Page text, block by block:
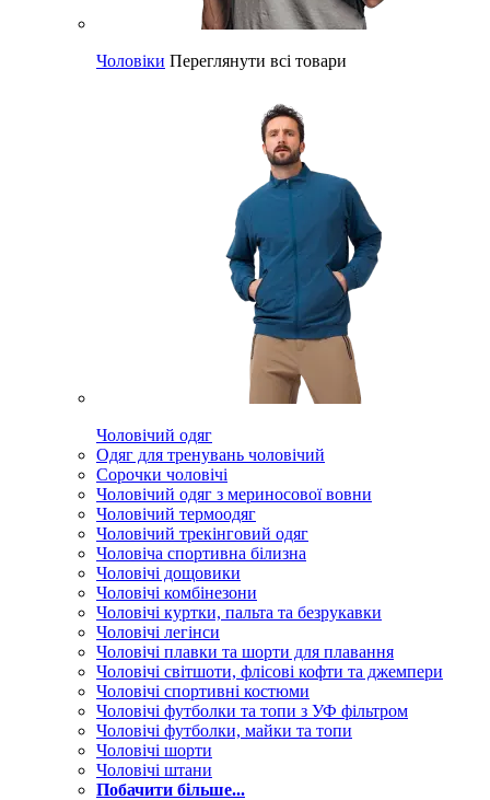
Чоловіки Переглянути всі товари
Чоловічий одяг
Одяг для тренувань чоловічий
Сорочки чоловічі
Чоловічий одяг з мериносової вовни
Чоловічий термоодяг
Чоловічий трекінговий одяг
Чоловіча спортивна білизна
Чоловічі дощовики
Чоловічі комбінезони
Чоловічі куртки, пальта та безрукавки
Чоловічі легінси
Чоловічі плавки та шорти для плавання
Чоловічі світшоти, флісові кофти та джемпери
Чоловічі спортивні костюми
Чоловічі футболки та топи з УФ фільтром
Чоловічі футболки, майки та топи
Чоловічі шорти
Чоловічі штани
Побачити більше...